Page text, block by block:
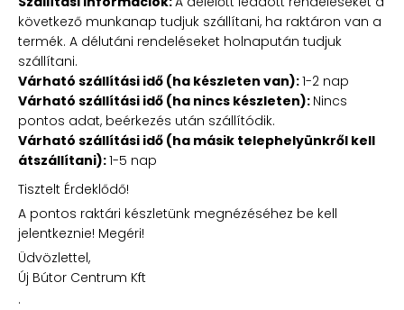
következő munkanap tudjuk szállítani, ha raktáron van a
termék. A délutáni rendeléseket holnapután tudjuk
szállítani.
Várható szállítási idő (ha készleten van):1-2 nap
Várható szállítási idő (ha nincs készleten): Nincs
pontos adat, beérkezés után szállítódik.
Várható szállítási idő (ha másik telephelyünkről kell
átszállítani):1-5 nap
Tisztelt Érdeklődő!
A pontos raktári készletünk megnézéséhez be kell
jelentkeznie! Megéri!
Üdvözlettel,
Új Bútor Centrum Kft
.